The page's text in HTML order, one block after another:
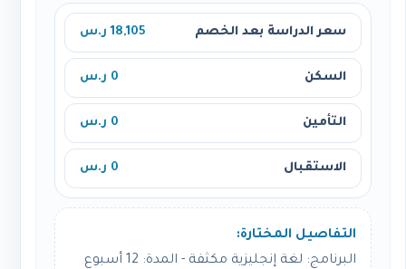
سعر الدراسة بعد الخصم 18,105 ر.س
السكن 0 ر.س
التأمين 0 ر.س
الاستقبال 0 ر.س
التفاصيل المختارة:
البرنامج: لغة إنجليزية مكثفة - المدة: 12 أسبوع